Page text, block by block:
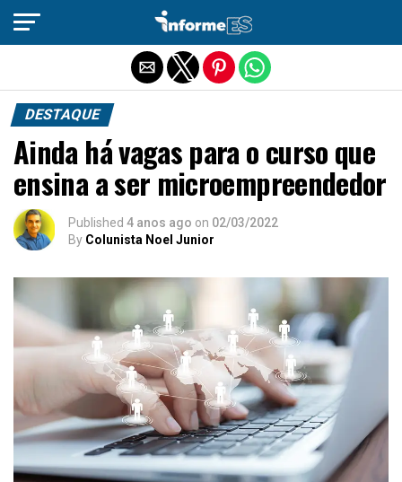
DESTAQUE
Ainda há vagas para o curso que
ensina a ser microempreendedor
Published 4 anos ago on 02/03/2022
By Colunista Noel Junior
Sair da versão mobile